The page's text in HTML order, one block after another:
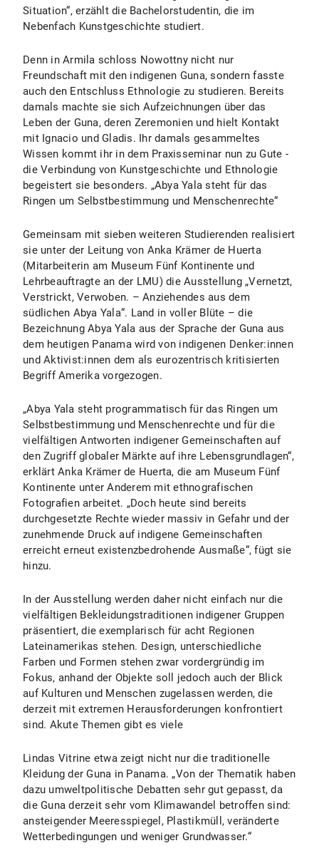
Situation“, erzählt die Bachelorstudentin, die im
Nebenfach Kunstgeschichte studiert.
Denn in Armila schloss Nowottny nicht nur
Freundschaft mit den indigenen Guna, sondern fasste
auch den Entschluss Ethnologie zu studieren. Bereits
damals machte sie sich Aufzeichnungen über das
Leben der Guna, deren Zeremonien und hielt Kontakt
mit Ignacio und Gladis. Ihr damals gesammeltes
Wissen kommt ihr in dem Praxisseminar nun zu Gute -
die Verbindung von Kunstgeschichte und Ethnologie
begeistert sie besonders. „Abya Yala steht für das
Ringen um Selbstbestimmung und Menschenrechte“
Gemeinsam mit sieben weiteren Studierenden realisiert
sie unter der Leitung von Anka Krämer de Huerta
(Mitarbeiterin am Museum Fünf Kontinente und
Lehrbeauftragte an der LMU) die Ausstellung „Vernetzt,
Verstrickt, Verwoben. – Anziehendes aus dem
südlichen Abya Yala“. Land in voller Blüte – die
Bezeichnung Abya Yala aus der Sprache der Guna aus
dem heutigen Panama wird von indigenen Denker:innen
und Aktivist:innen dem als eurozentrisch kritisierten
Begriff Amerika vorgezogen.
„Abya Yala steht programmatisch für das Ringen um
Selbstbestimmung und Menschenrechte und für die
vielfältigen Antworten indigener Gemeinschaften auf
den Zugriff globaler Märkte auf ihre Lebensgrundlagen“,
erklärt Anka Krämer de Huerta, die am Museum Fünf
Kontinente unter Anderem mit ethnografischen
Fotografien arbeitet. „Doch heute sind bereits
durchgesetzte Rechte wieder massiv in Gefahr und der
zunehmende Druck auf indigene Gemeinschaften
erreicht erneut existenzbedrohende Ausmaße“, fügt sie
hinzu.
In der Ausstellung werden daher nicht einfach nur die
vielfältigen Bekleidungstraditionen indigener Gruppen
präsentiert, die exemplarisch für acht Regionen
Lateinamerikas stehen. Design, unterschiedliche
Farben und Formen stehen zwar vordergründig im
Fokus, anhand der Objekte soll jedoch auch der Blick
auf Kulturen und Menschen zugelassen werden, die
derzeit mit extremen Herausforderungen konfrontiert
sind. Akute Themen gibt es viele
Lindas Vitrine etwa zeigt nicht nur die traditionelle
Kleidung der Guna in Panama. „Von der Thematik haben
dazu umweltpolitische Debatten sehr gut gepasst, da
die Guna derzeit sehr vom Klimawandel betroffen sind:
ansteigender Meeresspiegel, Plastikmüll, veränderte
Wetterbedingungen und weniger Grundwasser.“